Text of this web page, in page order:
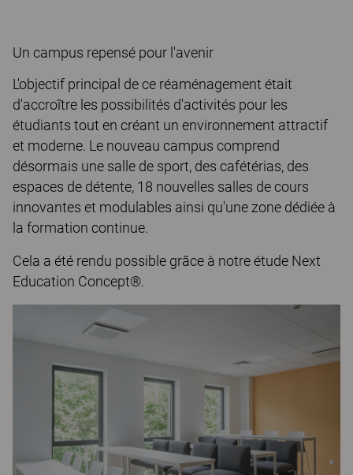
Un campus repensé pour l'avenir
L'objectif principal de ce réaménagement était
d'accroître les possibilités d'activités pour les
étudiants tout en créant un environnement attractif
et moderne. Le nouveau campus comprend
désormais une salle de sport, des cafétérias, des
espaces de détente, 18 nouvelles salles de cours
innovantes et modulables ainsi qu'une zone dédiée à
la formation continue.
Cela a été rendu possible grâce à notre étude Next
Education Concept®.